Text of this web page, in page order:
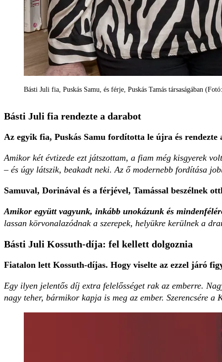
Básti Juli fia, Puskás Samu, és férje, Puskás Tamás társaságában
Básti Juli fia rendezte a darabot
Az egyik fia, Puskás Samu fordította le újra és
Amikor két évtizede ezt játszottam, a fiam még kisgyerek
– és úgy látszik, beakadt neki. Az ő modernebb fordítása
Samuval, Dorinával és a férjével, Tamással beszélnek
Amikor együtt vagyunk, inkább unokázunk és
lassan körvonalazódnak a szerepek, helyükre kerülnek a
Básti Juli Kossuth-díja: fel kellett dolgoznia
Fiatalon lett Kossuth-díjas. Hogy viselte az ezzel járó
Egy ilyen jelentős díj extra ­felelősséget rak az emberre.
nagy teher, bármikor kapja is meg az ember. Szerencsére